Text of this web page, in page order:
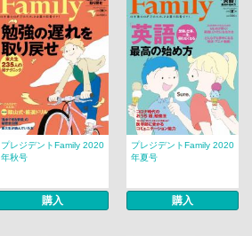
プレジデントFamily 2020
年秋号
購入
プレジデントFamily 2020
年夏号
購入